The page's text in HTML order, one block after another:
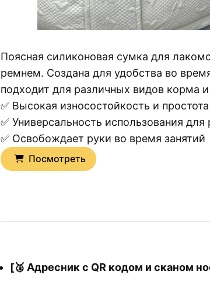
Поясная силиконовая сумка для
ремнем. Создана для удобства во
подходит для различных видов корма
✅ Высокая износостойкость и
✅ Универсальность использования
✅ Освобождает руки во время занятий
Посмотреть
[🥉 Адресник с QR кодом и сканом